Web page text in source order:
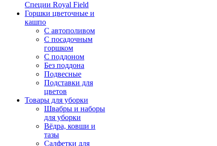
Специи Royal Field
Горшки цветочные и
кашпо
С автополивом
С посадочным
горшком
С поддоном
Без поддона
Подвесные
Подставки для
цветов
Товары для уборки
Швабры и наборы
для уборки
Вёдра, ковши и
тазы
Салфетки для